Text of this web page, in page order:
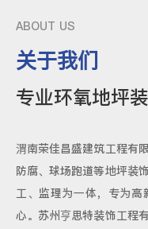
ABOUT US
关于我们
专业环氧地坪
渭南荣佳昌盛建筑工程有
防腐、球场跑道等地坪装
工、监理为一体，专为
心。苏州亨思特装饰工程